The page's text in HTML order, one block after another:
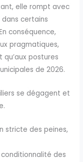
elle rompt avec
certains
conséquence,
pragmatiques,
postures
de 2026.
se dégagent et
stricte des peines,
des